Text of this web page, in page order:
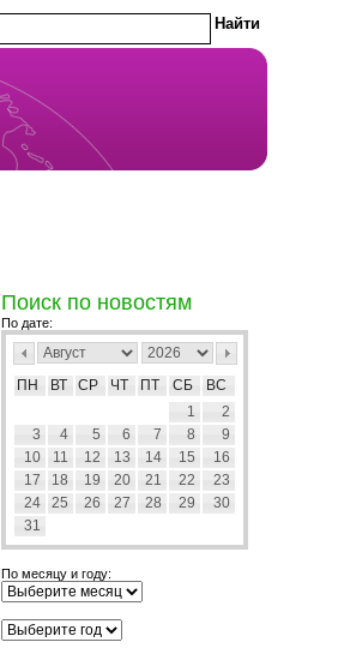
Поиск по новостям
По дате:
ПН ВТ СР ЧТ ПТ СБ
ВС
1
2
3
4 5 6 7 8
9
10
11 12 13 14 15
16
17
18 19 20 21 22
23
24
25 26 27 28 29
30
31
По месяцу и году: